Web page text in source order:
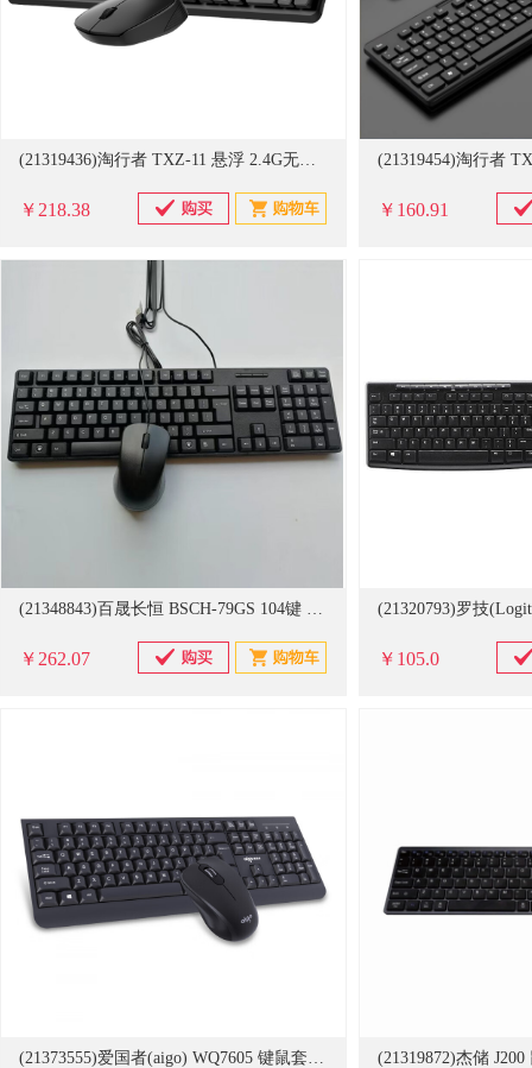
(21319436)淘行者 TXZ-11 悬浮 2.4G无线套装 键盘 1.00 个/套(单位：套)
￥218.38 ￥160.91
(21348843)百晟长恒 BSCH-79GS 104键 有线键盘套装 黑色(单位：套)
￥262.07 ￥105.0
(21373555)爱国者(aigo) WQ7605 键鼠套装 无线键鼠(单位：套)